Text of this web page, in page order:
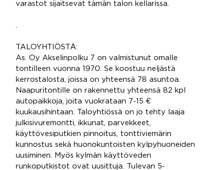
varastot sijaitsevat tämän talon kellarissa.
TALOYHTIÖSTÄ:
As. Oy Akselinpolku 7 on valmistunut omalle
tontilleen vuonna 1970. Se koostuu neljästä
kerrostalosta, joissa on yhteensä 78 asuntoa.
Naapuritontille on rakennettu yhteensä 82 kpl
autopaikkoja, joita vuokrataan 7-15 €
kuukausihintaan. Taloyhtiössä on jo tehty laaja
julkisivuremontti, ikkunat, parvekkeet,
käyttövesiputkien pinnoitus, tonttiviemärin
kunnostus sekä huonokuntoisten kylpyhuoneiden
uusiminen. Myös kylmän käyttöveden
runkoputkistot ovat uusittuja. Tulevan 5-